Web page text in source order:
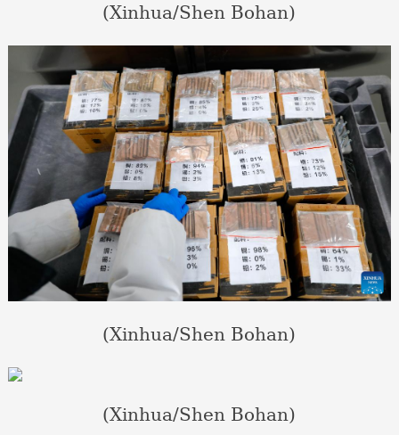
(Xinhua/Shen Bohan)
(Xinhua/Shen Bohan)
(Xinhua/Shen Bohan)